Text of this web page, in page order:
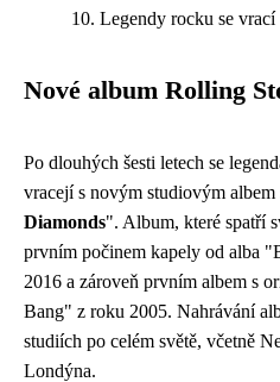
Legendy rocku se vrací
Nové album Rolling
Po dlouhých šesti letech se
vracejí s novým studiovým albem
Diamonds". Album, které spatří
prvním počinem kapely od alba
2016 a zároveň prvním albem s
Bang" z roku 2005. Nahrávání
studiích po celém světě, včetně
Londýna.